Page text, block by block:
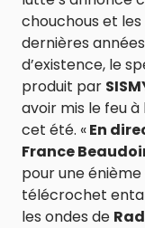
chouchous et
dernières
d’existence, le
produit par
avoir mis le feu
cet été. «En
France
pour une
télécrochet
les ondes de